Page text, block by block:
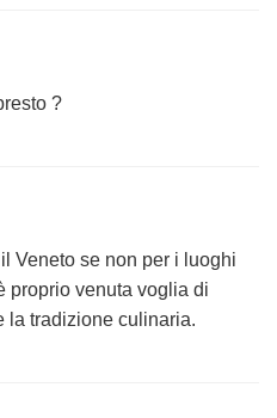
?
Veneto se non per i luoghi
proprio venuta voglia di
la tradizione culinaria.